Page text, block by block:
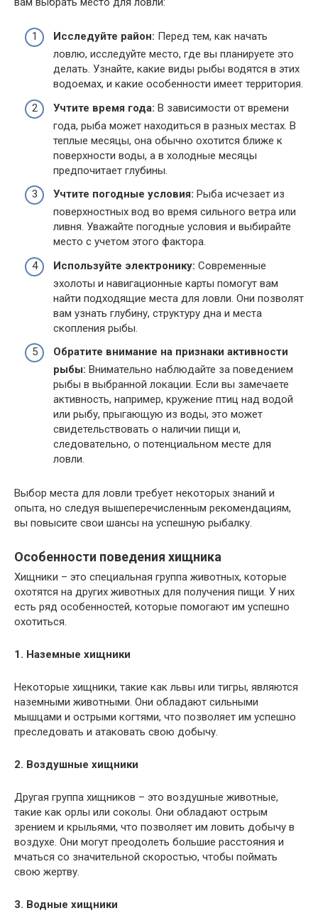
Исследуйте район: Перед тем, как начать
ловлю, исследуйте место, где вы планируете это
делать. Узнайте, какие виды рыбы водятся в этих
водоемах, и какие особенности имеет территория.
Учтите время года: В зависимости от времени
года, рыба может находиться в разных местах. В
теплые месяцы, она обычно охотится ближе к
поверхности воды, а в холодные месяцы
предпочитает глубины.
Учтите погодные условия: Рыба исчезает из
поверхностных вод во время сильного ветра или
ливня. Уважайте погодные условия и выбирайте
место с учетом этого фактора.
Используйте электронику: Современные
эхолоты и навигационные карты помогут вам
найти подходящие места для ловли. Они позволят
вам узнать глубину, структуру дна и места
скопления рыбы.
Обратите внимание на признаки активности
рыбы: Внимательно наблюдайте за поведением
рыбы в выбранной локации. Если вы замечаете
активность, например, кружение птиц над водой
или рыбу, прыгающую из воды, это может
свидетельствовать о наличии пищи и,
следовательно, о потенциальном месте для
ловли.
Выбор места для ловли требует некоторых знаний и
опыта, но следуя вышеперечисленным рекомендациям,
вы повысите свои шансы на успешную рыбалку.
Особенности поведения хищника
Хищники – это специальная группа животных, которые
охотятся на других животных для получения пищи. У них
есть ряд особенностей, которые помогают им успешно
охотиться.
1. Наземные хищники
Некоторые хищники, такие как львы или тигры, являются
наземными животными. Они обладают сильными
мышцами и острыми когтями, что позволяет им успешно
преследовать и атаковать свою добычу.
2. Воздушные хищники
Другая группа хищников – это воздушные животные,
такие как орлы или соколы. Они обладают острым
зрением и крыльями, что позволяет им ловить добычу в
воздухе. Они могут преодолеть большие расстояния и
мчаться со значительной скоростью, чтобы поймать
свою жертву.
3. Водные хищники